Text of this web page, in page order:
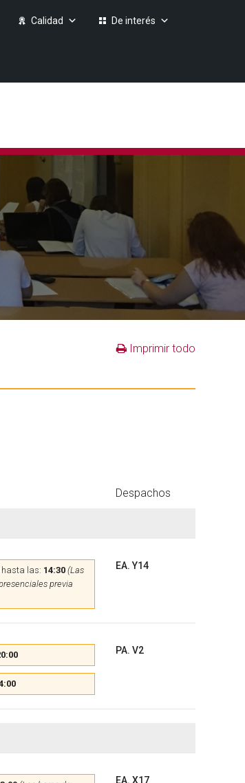
Calidad De interés
Imprimir todo
Despachos
las: 14:30 (Las
previa
EA. Y14
PA. V2
EA. X17